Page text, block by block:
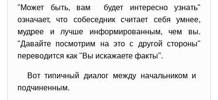
"Может быть, вам будет интересно узнать"
означает, что собеседник считает себя умнее,
мудрее и лучше информированным, чем вы.
"Давайте посмотрим на это с другой стороны"
переводится как "Вы искажаете факты".
Вот типичный диалог между начальником и
подчиненным.